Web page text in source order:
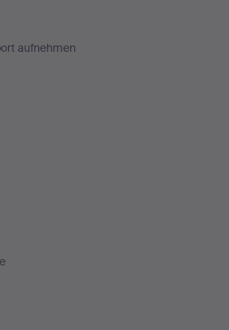
aufnehmen